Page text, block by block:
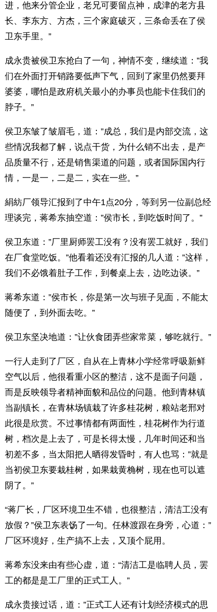
进，他来分管企业，老兄可要留点神，成津的老方县
长、李东方、方杰，三个家庭破灭，三条命丢在了侯
卫东手里。”
成永贵被侯卫东抢白了一句，神情不变，继续道：”我
们在外面打开销路要低声下气，回到了家里仍然要拜
婆婆，哪怕是政府机关最小的办事员也能卡住我们的
脖子。”
侯卫东皱了皱眉毛，道：”成总，我们是内部交流，这
些情况我都了解，说点干货，为什么销不出去，是产
品质量不行，还是销售渠道的问题，或者国际国内行
情，一是一，二是二，实在一些。”
絹紡厂领导汇报到了中午1点20分，等到另一位副总经
理谈完，蒋希东抽空道：”侯市长，到吃饭时间了。”
侯卫东道：”厂里厨师罢工没有？没有罢工就好，我们
在厂食堂吃饭。”他看着还没有汇报的几人道：”这样，
我们不必饿着肚子工作，到餐桌上去，边吃边谈。”
蒋希东道：”侯市长，你是第一次与班子见面，不能太
随便了，到外面去吃。”
侯卫东坚决地道：”让伙食团弄些家常菜，够吃就行。”
一行人走到了厂区，自从在上青林小学经常呼吸新鲜
空气以后，他很看重小区的整洁，这不是面子问题，
而是反映领导者精神面貌和品位的问题。他到青林镇
当副镇长，在青林场镇栽了许多桂花树，粮站老邢对
此很是欣赏。不过事情都有两面性，桂花树作为行道
树，档次是上去了，可是长得太慢，几年时间还和当
初差不多，当太阳把人晒得发昏时，有人也骂：”就是
当初侯卫东要栽桂树，如果栽黄桷树，现在也可以遮
阴了。”
“蒋厂长，厂区环境卫生不错，也很整洁，清洁工没有
放假？”侯卫东表饧了一句。任林渡跟在身旁，心道：”
厂区环境好，生产搞不上去，又顶个屁用。
蒋希东没来由有些心虚，道：“清洁工是临聘人员，罢
工的都是是工厂里的正式工人。”
成永贵接过话，道：”正式工人还有计划经济模式的思